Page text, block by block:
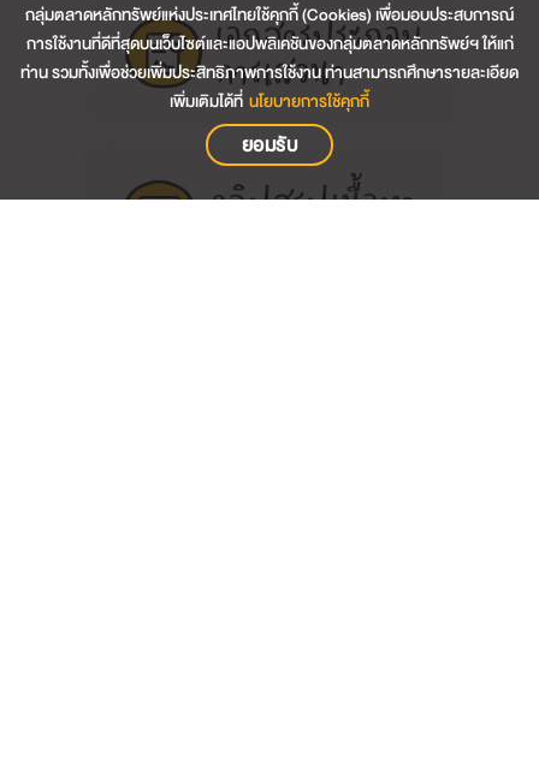
กลุ่มตลาดหลักทรัพย์แห่งประเทศไทยใช้คุกกี้ (Cookies) เพื่อมอบประสบการณ์
การใช้งานที่ดีที่สุดบนเว็บไซต์และแอปพลิเคชันของกลุ่มตลาดหลักทรัพย์ฯ ให้แก่
ท่าน รวมทั้งเพื่อช่วยเพิ่มประสิทธิภาพการใช้งาน ท่านสามารถศึกษารายละเอียด
เพิ่มเติมได้ที่ นโยบายการใช้คุกกี้
ยอมรับ